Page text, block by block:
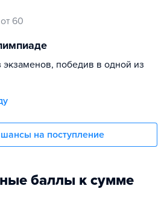
от 60
экзаменов, победив в одной из
на поступление
баллы к сумме